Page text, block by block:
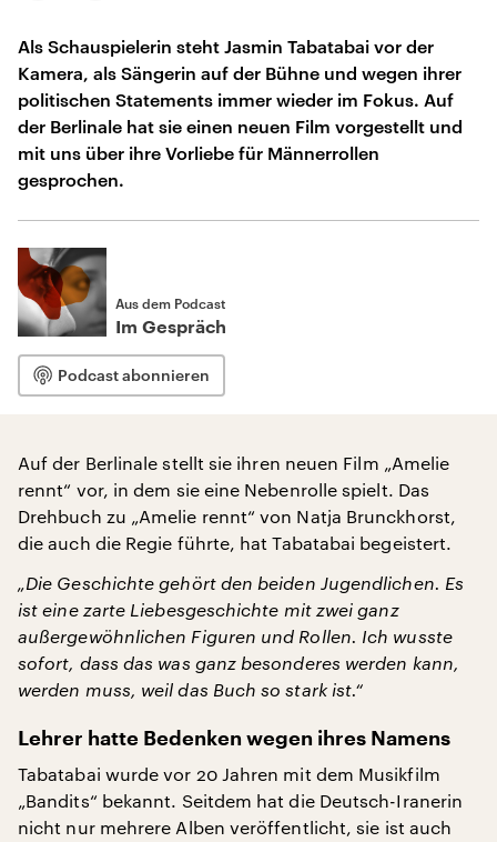
Als Schauspielerin steht Jasmin Tabatabai vor der
Kamera, als Sängerin auf der Bühne und wegen ihrer
politischen Statements immer wieder im Fokus. Auf
der Berlinale hat sie einen neuen Film vorgestellt und
mit uns über ihre Vorliebe für Männerrollen
gesprochen.
Aus dem Podcast
Im Gespräch
Podcast abonnieren
Auf der Berlinale stellt sie ihren neuen Film „Amelie
rennt“ vor, in dem sie eine Nebenrolle spielt. Das
Drehbuch zu „Amelie rennt“ von Natja Brunckhorst,
die auch die Regie führte, hat Tabatabai begeistert.
„Die Geschichte gehört den beiden Jugendlichen. Es
ist eine zarte Liebesgeschichte mit zwei ganz
außergewöhnlichen Figuren und Rollen. Ich wusste
sofort, dass das was ganz besonderes werden kann,
werden muss, weil das Buch so stark ist.“
Lehrer hatte Bedenken wegen ihres Namens
Tabatabai wurde vor 20 Jahren mit dem Musikfilm
„Bandits“ bekannt. Seitdem hat die Deutsch-Iranerin
nicht nur mehrere Alben veröffentlicht, sie ist auch